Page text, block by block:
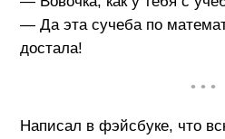
— Да эта сучеба по
достала!
• • •
Написал в фэйсбуке, что